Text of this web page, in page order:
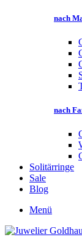
nach
nach
Solitärringe
Sale
Blog
Menü